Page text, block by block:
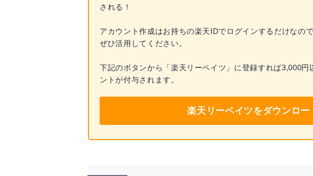
される！
アカウント作成はお持ちの楽天IDでログインするだけなの
ぜひ活用してください。
下記のボタンから「楽天リーベイツ」に登録すれば3,000円
ントが付与されます。
楽天リーベイツをダウンロー